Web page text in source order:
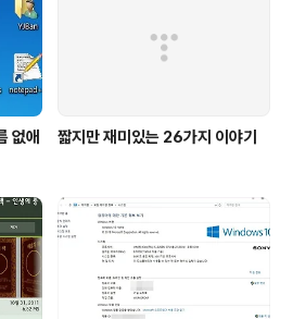
없애
짧지만 재미있는 26가지 이야기